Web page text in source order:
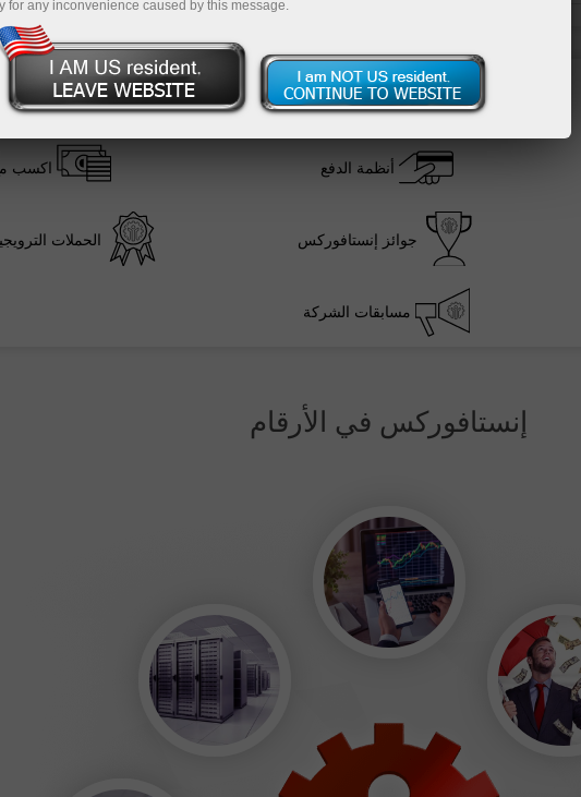
ظروف التداول
أنظمة الدفع اكسب
جوائز إنستافوركس الحملات
مسابقات الشركة
إنستافوركس في الأرقام
إيداع الحظ
for any inconvenience caused by this message.